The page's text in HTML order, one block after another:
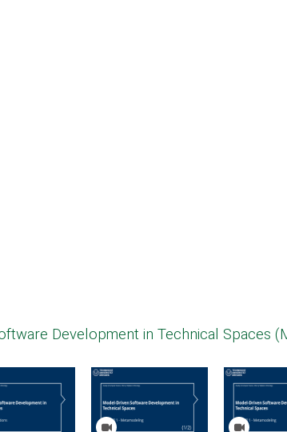
Development in Technical Spaces